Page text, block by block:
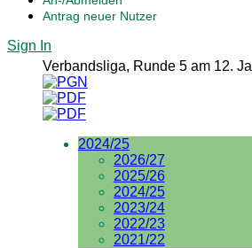
Antrag neuer Nutzer
Sign In
Verbandsliga, Runde 5 am 12.
2024/25
2026/27
2025/26
2024/25
2023/24
2022/23
2021/22